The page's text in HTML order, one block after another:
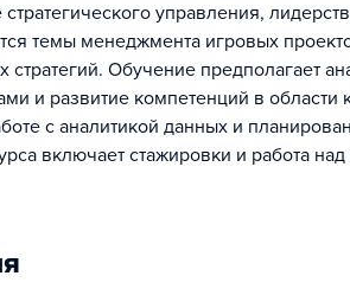
управления,
темы менеджмента игровых
стратегий. Обучение предполагает
и развитие компетенций в области
с аналитикой данных и
включает стажировки и работа